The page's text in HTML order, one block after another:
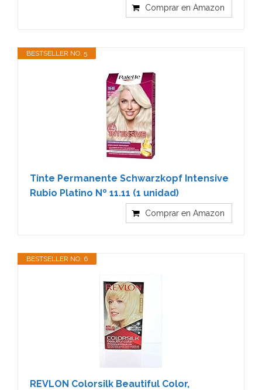
Comprar en Amazon
BESTSELLER NO. 5
Tinte Permanente Schwarzkopf Intensive
Rubio Platino Nº 11.11 (1 unidad)
Comprar en Amazon
BESTSELLER NO. 6
REVLON Colorsilk Beautiful Color,